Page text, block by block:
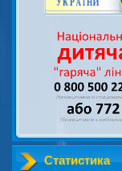
Статистика